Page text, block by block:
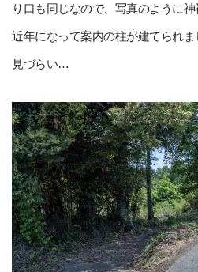
り口も同じなので、写真のように神
近年になって案内の柱が建てられ
見づらい…